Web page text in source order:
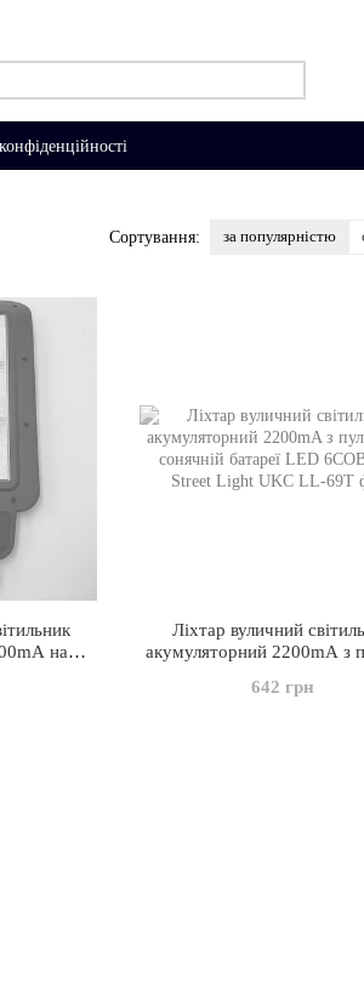
Сортування: за популярністю
на
T-19
Ліхтар вуличний
акумуляторний 2200mA з
Solar Street Light UKC
642 грн